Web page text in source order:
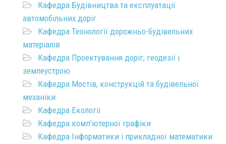
Кафедра Будівництва та експлуатації
автомобільних доріг
Кафедра Технології дорожньо-будівельних
матеріалів
Кафедра Проектування доріг, геодезії і
землеустрою
Кафедра Мостів, конструкцій та будівельної
механіки
Кафедра Екології
Кафедра комп'ютерної графіки
Кафедра Інформатики і прикладної математики